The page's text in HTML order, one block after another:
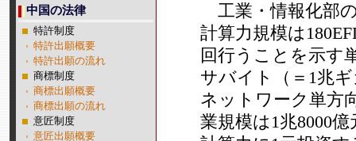
工業・情報化部
計算力規模は
回行うことを示す
サバイト（＝1兆
ネットワーク単方
業規模は1兆8000
中国の法律
特許制度
特許出願概要
特許出願の流れ
商標制度
商標出願概要
商標出願の流れ
意匠制度
意匠出願概要